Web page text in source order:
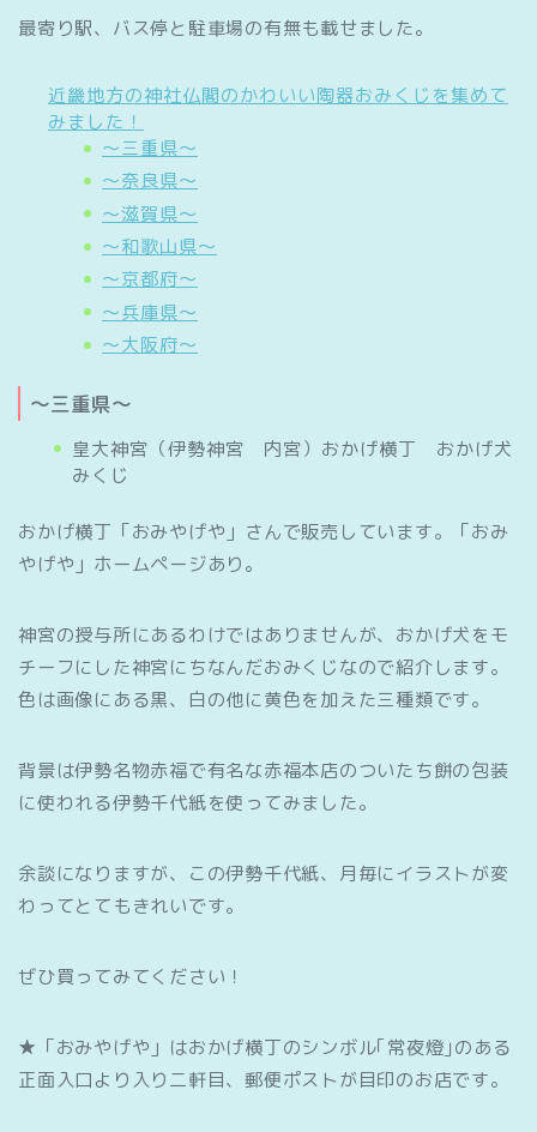
最寄り駅、バス停と駐車場の有無も載せました。
近畿地方の神社仏閣のかわいい陶器おみくじを集めて
みました！
～三重県～
～奈良県～
～滋賀県～
～和歌山県～
～京都府～
～兵庫県～
～大阪府～
～三重県～
皇大神宮（伊勢神宮 内宮）おかげ横丁 おかげ犬
みくじ
おかげ横丁「おみやげや」さんで販売しています。「おみ
やげや」ホームページあり。
神宮の授与所にあるわけではありませんが、おかげ犬をモ
チーフにした神宮にちなんだおみくじなので紹介します。
色は画像にある黒、白の他に黄色を加えた三種類です。
背景は伊勢名物赤福で有名な赤福本店のついたち餅の包装
に使われる伊勢千代紙を使ってみました。
余談になりますが、この伊勢千代紙、月毎にイラストが変
わってとてもきれいです。
ぜひ買ってみてください！
★「おみやげや」はおかげ横丁のシンボル｢常夜燈｣のある
正面入口より入り二軒目、郵便ポストが目印のお店です。